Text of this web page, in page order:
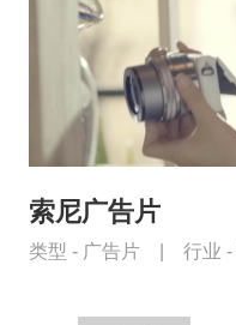
索尼广告片
类型 - 广告片 行业 -